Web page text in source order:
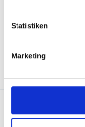
Statistiken
Marketing